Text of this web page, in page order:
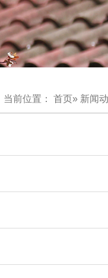
当前位置： 首页» 新闻